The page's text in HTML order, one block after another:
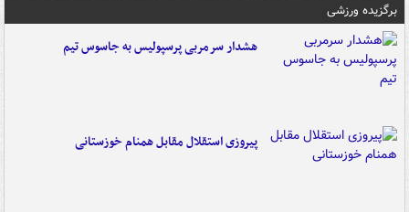
برگزیده ورزشی
هشدار سرمربی پرسپولیس به جاسوس تیم
پیروزی استقلال مقابل همنام خوزستانی